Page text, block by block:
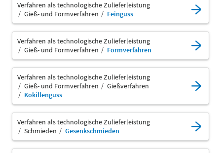
Verfahren als technologische Zulieferleistung
Gieß- und Formverfahren
Feinguss
Verfahren als technologische Zulieferleistung
Gieß- und Formverfahren
Formverfahren
Verfahren als technologische Zulieferleistung
Gieß- und Formverfahren
Gießverfahren
Kokillenguss
Verfahren als technologische Zulieferleistung
Schmieden
Gesenkschmieden